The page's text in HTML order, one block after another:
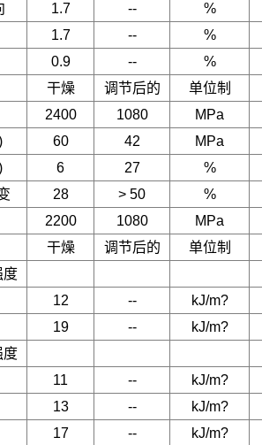
1.7 --
%
1.7 --
%
0.9 --
%
干燥 调节后的
单位制
2400 1080
MPa
60 42
MPa
6 27
%
28 > 50
%
2200 1080
MPa
干燥 调节后的
单位制
度
12 -- kJ/m?
19 -- kJ/m?
度
11 --
kJ/m?
13 --
kJ/m?
17 --
kJ/m?